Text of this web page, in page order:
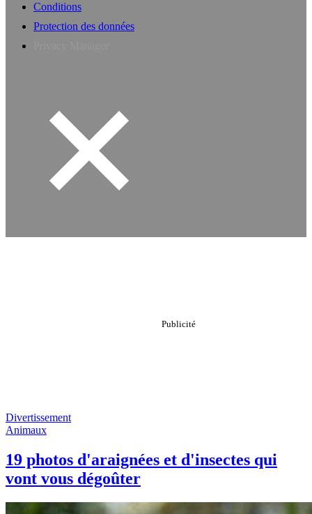
Conditions
Protection des données
Divertissement
Animaux
19 photos d'araignées et d'insectes qui
vont vous dégoûter